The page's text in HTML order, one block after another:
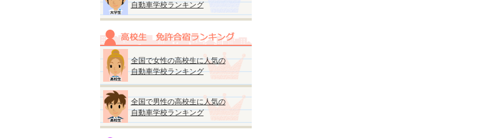
自動車学校ランキング
全国で女性の高校生に人気の
自動車学校ランキング
全国で男性の高校生に人気の
自動車学校ランキング